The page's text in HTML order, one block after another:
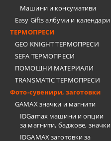
Машини и консумативи
Easy Gifts албуми и календари
ТЕРМОПРЕСИ
GEO KNIGHT ТЕРМОПРЕСИ
SEFA ТЕРМОПРЕСИ
ПОМОЩНИ МАТЕРИАЛИ
TRANSMATIC ТЕРМОПРЕСИ
Фото-сувенири, заготовки
GAMAX значки и магнити
IDGamax машини и опции
за магнити, баджове, значки
IDGAMAX заготовки за